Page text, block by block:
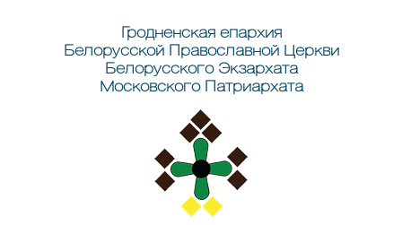
Гродненская епархия
Белорусской Православной Церкви
Белорусского Экзархата
Московского Патриархата